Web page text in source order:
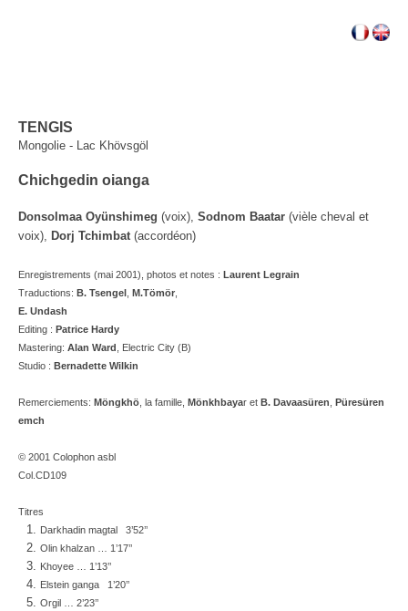
TENGIS
Mongolie - Lac Khövsgöl
Chichgedin oianga
Donsolmaa Oyünshimeg (voix), Sodnom Baatar (vièle cheval et
voix), Dorj Tchimbat(accordéon)
Enregistrements (mai 2001), photos et notes : Laurent Legrain
Traductions: B. Tsengel M.Tömör
E. Undash
Editing : Patrice Hardy
Mastering: Alan Ward , Electric City (B)
Studio : Bernadette Wilkin
Remerciements: Möngkhö , la famille, Mönkhbayar et B. Davaasüren Püresüren
emch
© 2001 Colophon asbl
Col.CD109
Titres
Darkhadin magtal 3’52’’
Olin khalzan … 1’17’’
Khoyee … 1’13’’
Elstein ganga 1’20’’
Orgil … 2’23’’